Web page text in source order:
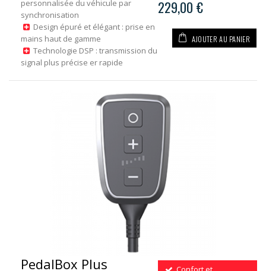
personnalisée du véhicule par
synchronisation
Design épuré et élégant : prise en
mains haut de gamme
Technologie DSP : transmission du
signal plus précise er rapide
229,00 €
AJOUTER AU PANIER
PedalBox Plus